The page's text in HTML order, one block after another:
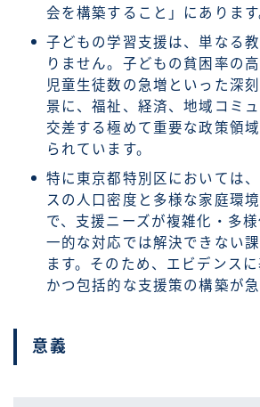
会を構築すること」にあります
子どもの学習支援は、単なる
りません。子どもの貧困率の
児童生徒数の急増といった深
景に、福祉、経済、地域コミ
交差する極めて重要な政策領
られています。
特に東京都特別区においては
スの人口密度と多様な家庭環
で、支援ニーズが複雑化・多
一的な対応では解決できない
ます。そのため、エビデンス
かつ包括的な支援策の構築が急
意義